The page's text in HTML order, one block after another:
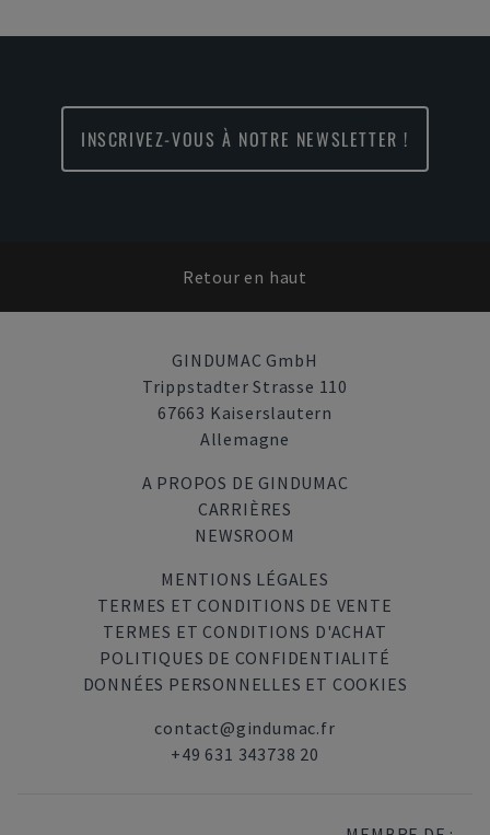
INSCRIVEZ-VOUS À NOTRE NEWSLETTER !
Retour en haut
GINDUMAC GmbH
Trippstadter Strasse 110
67663 Kaiserslautern
Allemagne
A PROPOS DE GINDUMAC
CARRIÈRES
NEWSROOM
MENTIONS LÉGALES
TERMES ET CONDITIONS DE VENTE
TERMES ET CONDITIONS D'ACHAT
POLITIQUES DE CONFIDENTIALITÉ
DONNÉES PERSONNELLES ET COOKIES
contact@gindumac.fr
+49 631 343738 20